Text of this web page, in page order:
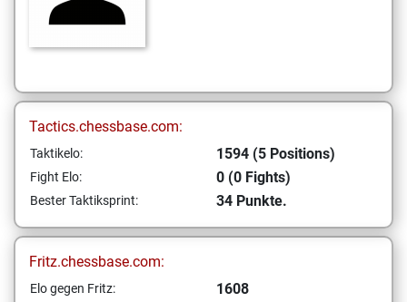
Tactics.chessbase.com:
Taktikelo: 1594 (5 Positions)
Fight Elo: 0 (0 Fights)
Bester Taktiksprint: 34 Punkte.
Fritz.chessbase.com:
Elo gegen Fritz: 1608